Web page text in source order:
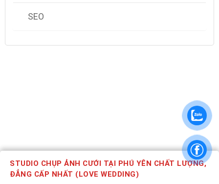
SEO
STUDIO CHỤP ẢNH CƯỚI TẠI PHÚ YÊN CHẤT LƯỢNG,
ĐẲNG CẤP NHẤT (LOVE WEDDING)